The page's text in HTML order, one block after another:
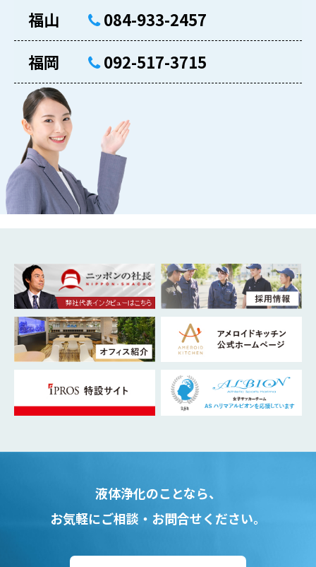
福山
084-933-2457
福岡
092-517-3715
液体浄化のことなら、
お気軽にご相談・お問合せください。